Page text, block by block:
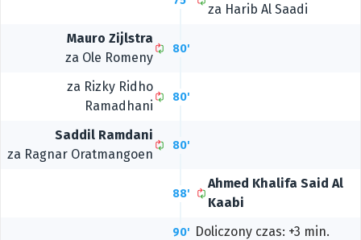
za Harib Al Saadi
Mauro Zijlstra
za Ole Romeny
80'
za Rizky Ridho
Ramadhani
80'
Saddil Ramdani
za Ragnar Oratmangoen
80'
88'
Ahmed Khalifa Said Al
Kaabi
90' Doliczony czas: +3 min.